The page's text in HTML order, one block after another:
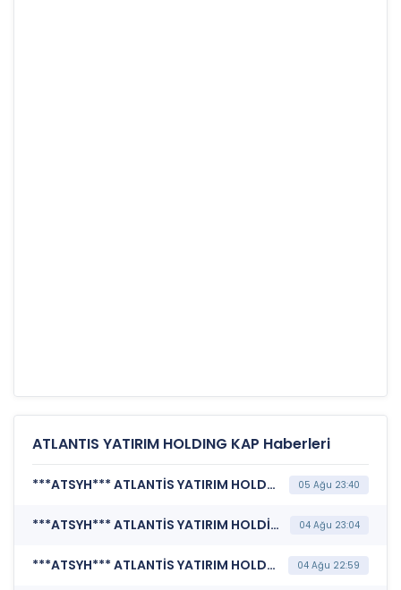
ATLANTIS YATIRIM HOLDING KAP Haberleri
***ATSYH*** ATLANTİS YATIRIM HOLDİNG A.Ş. (Sermaye Artırımı - Azaltımı İşlemlerine İlişkin Bildirim) 05 Ağu 23:40
***ATSYH*** ATLANTİS YATIRIM HOLDİNG A.Ş. (Şirket Genel Bilgi Formu) 04 Ağu 23:04
***ATSYH*** ATLANTİS YATIRIM HOLDİNG A.Ş. (Özel Durum Açıklaması (Genel)) 04 Ağu 22:59